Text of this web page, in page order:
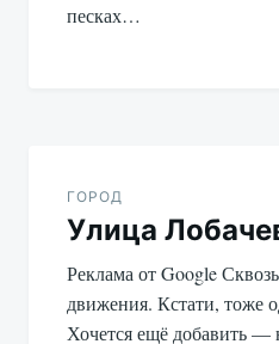
песках…
ГОРОД
Улица
Реклама от Google
движения. Кстати, тоже
Хочется ещё добавить —